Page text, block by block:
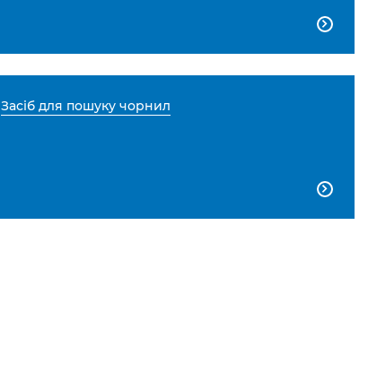

Засіб для пошуку чорнил
